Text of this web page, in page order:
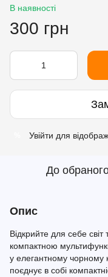
В наявності
300 грн
Увійти для
До
Опис
Відкрийте для себе світ
компактною
у елегантному чорному
поєднує в собі